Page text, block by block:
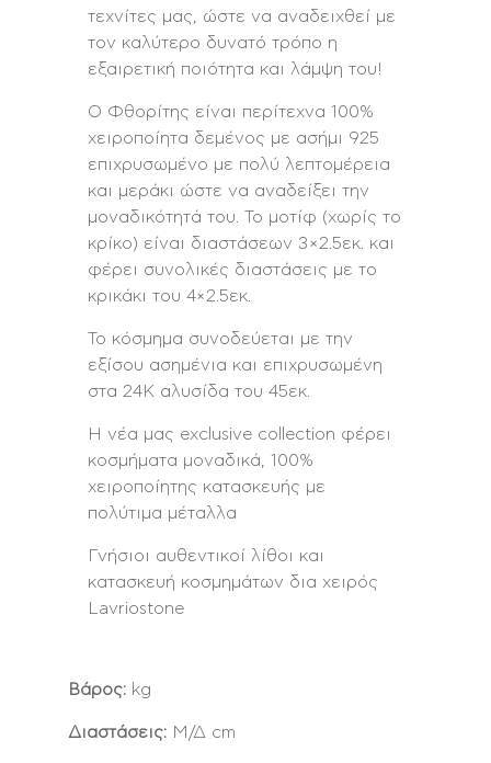
τεχνίτες μας, ώστε να αναδειχθεί με
τον καλύτερο δυνατό τρόπο η
εξαιρετική ποιότητα και λάμψη του!
Ο Φθορίτης είναι περίτεχνα 100%
χειροποίητα δεμένος με ασήμι 925
επιχρυσωμένο με πολύ λεπτομέρεια
και μεράκι ώστε να αναδείξει την
μοναδικότητά του. Το μοτίφ (χωρίς το
κρίκο) είναι διαστάσεων 3×2.5εκ. και
φέρει συνολικές διαστάσεις με το
κρικάκι του 4×2.5εκ.
Το κόσμημα συνοδεύεται με την
εξίσου ασημένια και επιχρυσωμένη
στα 24Κ αλυσίδα του 45εκ.
Η νέα μας exclusive collection φέρει
κοσμήματα μοναδικά, 100%
χειροποίητης κατασκευής με
πολύτιμα μέταλλα
Γνήσιοι αυθεντικοί λίθοι και
κατασκευή κοσμημάτων δια χειρός
Lavriostone
Βάρος: kg
Διαστάσεις: Μ/Δ cm